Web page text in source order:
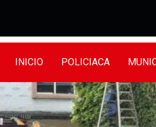
INICIO POLICIACA